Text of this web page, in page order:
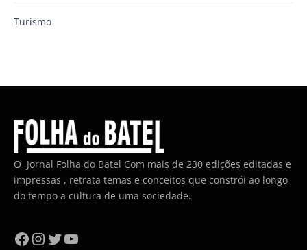
Turismo
O Jornal Folha do Batel Com mais de 230 edições editadas e
impressas , retrata temas e conceitos que constrói ao longo
do tempo a cultura de uma sociedade.
Facebook
Instagram
Twitter
YouTube